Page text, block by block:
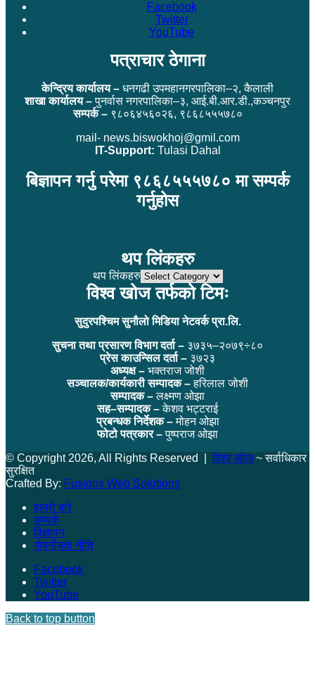
Facebook
Twitter
YouTube
पत्राचार ठेगाना
केन्द्रिय कार्यालय – धनगढी उपमहानगरपालिका–२, कैलाली
शाखा कार्यालय –पुनर्वास नगरपालिका–३, आई.बी.आर.डी.,कञ्चनपुर
सम्पर्क –९८०६४५६०२६, ९८६८५५५७८०
mail- news.biswokhoj@gmil.com
IT-Support: Tulasi Dahal
बिज्ञापन गर्नु परेमा ९८६८५५५७८० मा सम्पर्क
गर्नुहोस
थप लिंकहरु
थप लिंकहरु
विश्व खोज तर्फको टिमः
सुदुरपश्चिम सुनौलो मिडिया नेटवर्क प्रा.लि.
सुचना तथा प्रसारण विभाग दर्ता – ३७३५–२०७९÷८०
प्रेस काउन्सिल दर्ता – ३७२३
अध्यक्ष – भक्तराज जोशी
सञ्चालक/कार्यकारी सम्पादक –हरिलाल जोशी
सम्पादक –लक्ष्मण ओझा
सह–सम्पादक –केशव भट्टराई
प्रबन्धक निर्देशक –मोहन ओझा
फोटो पत्रकार –पुष्पराज ओझा
© Copyright 2026, All Rights Reserved | विश्व खोज~ सर्वाधिकार
सुरक्षित
Crafted By: Fusions Web Solutions
हाम्रो बारे
सम्पर्क
विज्ञापन
गोपनीयता नीति
Facebook
Twitter
YouTube
Back to top button